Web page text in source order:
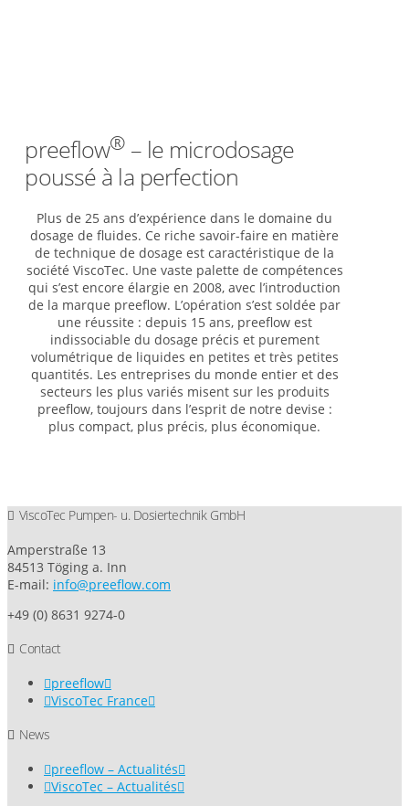
preeflow®– le microdosage
poussé à la perfection
Plus de 25 ans d’expérience dans le domaine du
dosage de fluides. Ce riche savoir-faire en matière
de technique de dosage est caractéristique de la
société ViscoTec. Une vaste palette de compétences
qui s’est encore élargie en 2008, avec l’introduction
de la marque preeflow. L’opération s’est soldée par
une réussite : depuis 15 ans, preeflow est
indissociable du dosage précis et purement
volumétrique de liquides en petites et très petites
quantités. Les entreprises du monde entier et des
secteurs les plus variés misent sur les produits
preeflow, toujours dans l’esprit de notre devise :
plus compact, plus précis, plus économique.
ViscoTec Pumpen- u. Dosiertechnik GmbH
Amperstraße 13
84513 Töging a. Inn
E-mail: info@preeflow.com
+49 (0) 8631 9274-0
Contact
preeflow
ViscoTec France
News
preeflow – Actualités
ViscoTec – Actualités